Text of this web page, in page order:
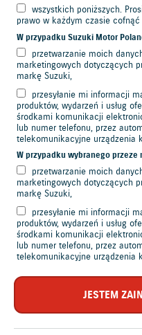
wszystkich poniższych.
prawo w każdym czasie cofnąć
W przypadku Suzuki Motor
przetwarzanie moich
marketingowych dotyczących
markę Suzuki,
przesyłanie mi informacji
produktów, wydarzeń i usług
środkami komunikacji
lub numer telefonu, przez
telekomunikacyjne urządzenia
W przypadku wybranego
przetwarzanie moich
marketingowych dotyczących
markę Suzuki,
przesyłanie mi informacji
produktów, wydarzeń i usług
środkami komunikacji
lub numer telefonu, przez
telekomunikacyjne urządzenia
JESTEM